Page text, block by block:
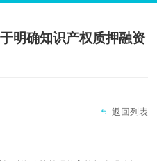
明确知识产权质押融资
返回列表